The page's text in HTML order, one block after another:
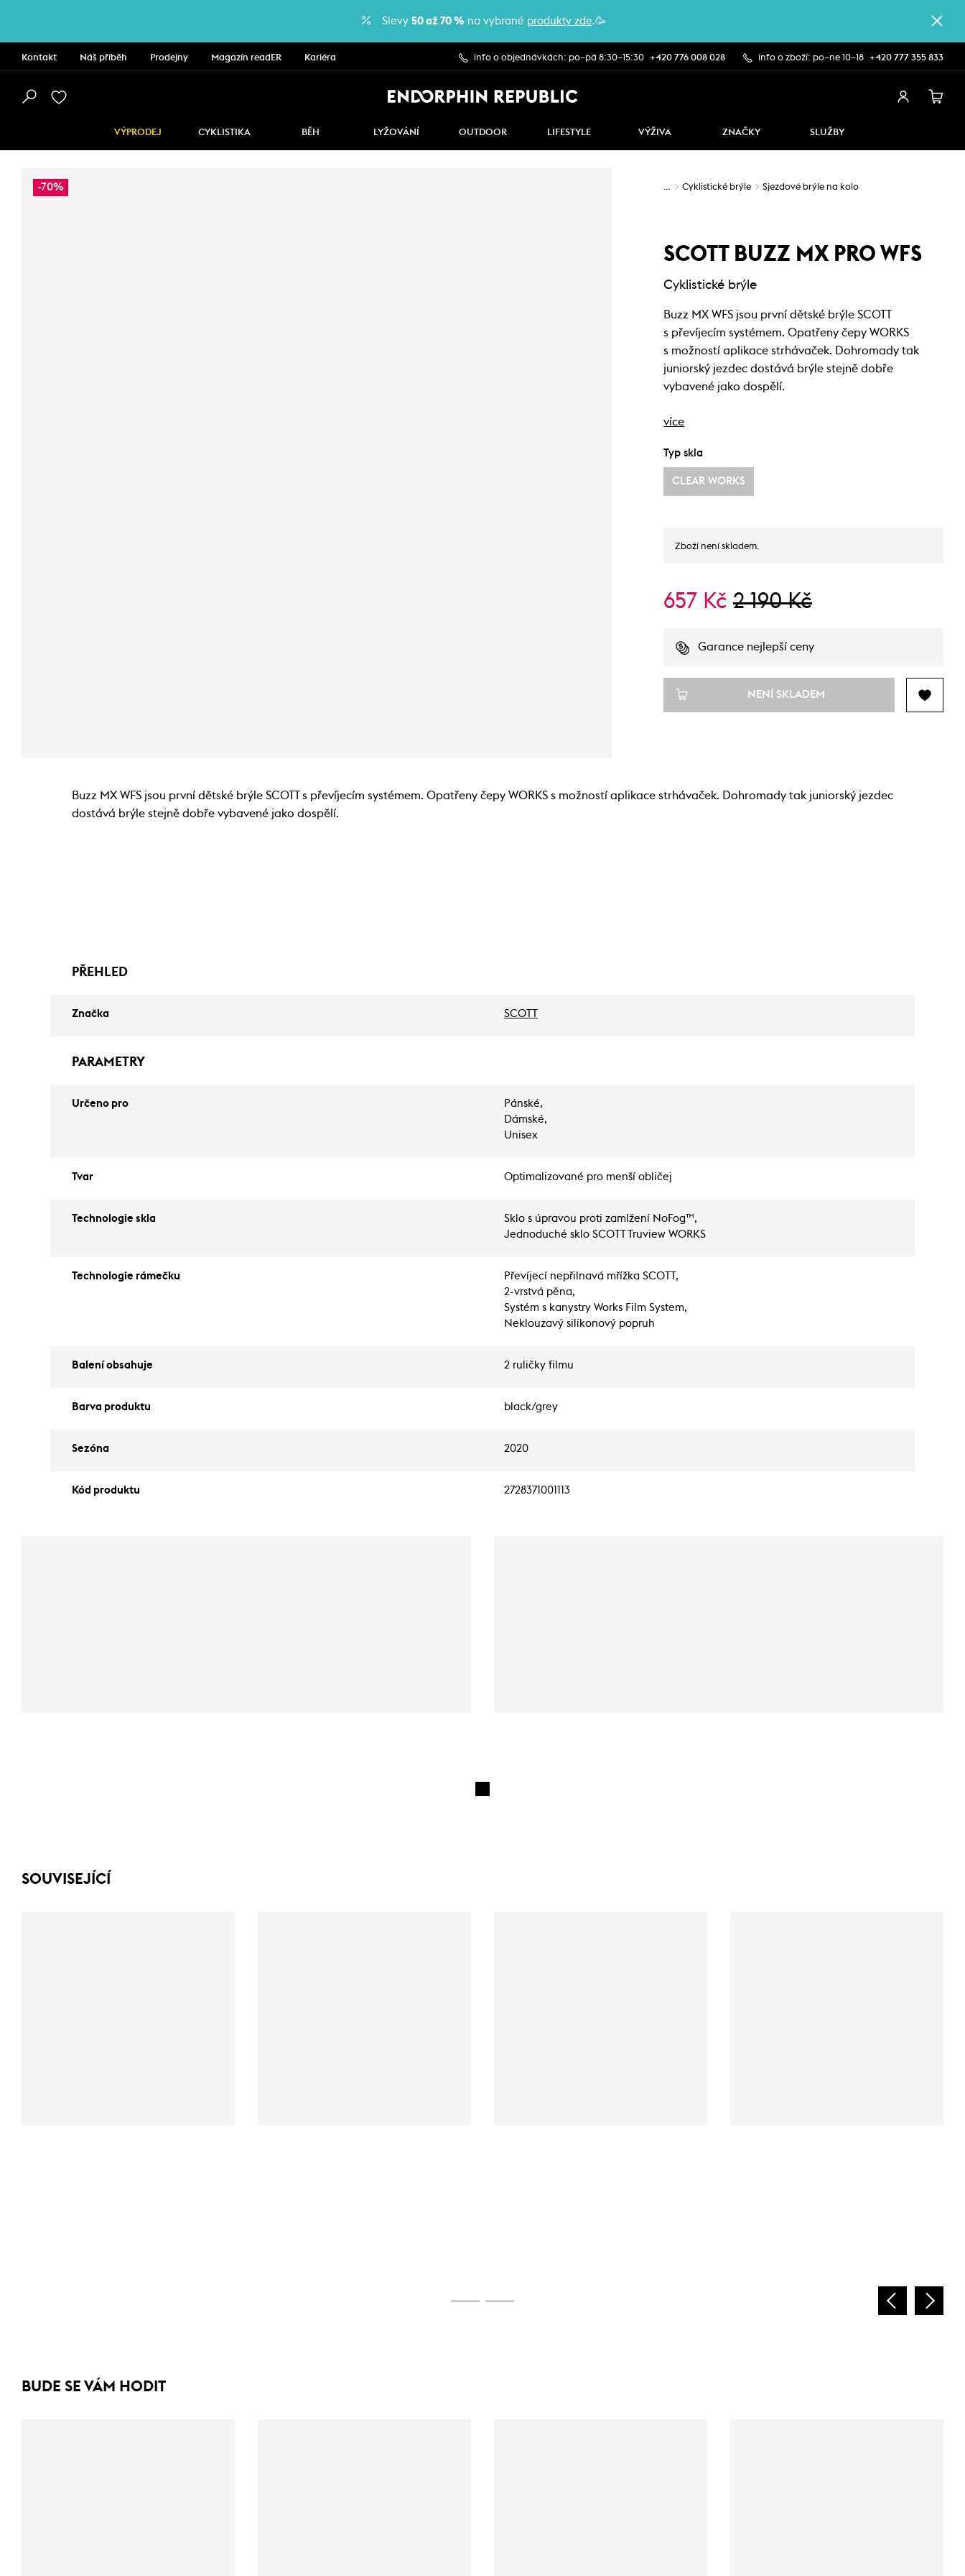
Slevy 50 až 70 % na vybrané produkty zde.🥳
Kontakt Náš příběh Prodejny Magazín readER Kariéra info o objednávkách: po–pá 8:30–15:30 +420 776 008 028 info o zboží: po–ne 10–18 +420 777 355 833
VÝPRODEJ CYKLISTIKA BĚH LYŽOVÁNÍ OUTDOOR LIFESTYLE VÝŽIVA ZNAČKY SLUŽBY
-70% … Cyklistické brýle Sjezdové brýle na kolo
SCOTT BUZZ MX PRO WFS
Cyklistické brýle
Buzz MX WFS jsou první dětské brýle SCOTT
s převíjecím systémem. Opatřeny čepy WORKS
s možností aplikace strhávaček. Dohromady tak
juniorský jezdec dostává brýle stejně dobře
vybavené jako dospělí.
více
Typ skla
CLEAR WORKS
Zboží není skladem.
657 Kč 2 190 Kč
Garance nejlepší ceny
NENÍ SKLADEM
Buzz MX WFS jsou první dětské brýle SCOTT s převíjecím systémem. Opatřeny čepy WORKS s možností aplikace strhávaček. Dohromady tak juniorský jezdec
dostává brýle stejně dobře vybavené jako dospělí.
PŘEHLED
Značka SCOTT
PARAMETRY
Určeno pro
Pánské,
Dámské,
Unisex
Tvar Optimalizované pro menší obličej
Technologie skla
Sklo s úpravou proti zamlžení NoFog™,
Jednoduché sklo SCOTT Truview WORKS
Technologie rámečku
Převíjecí nepřilnavá mřížka SCOTT,
2-vrstvá pěna,
Systém s kanystry Works Film System,
Neklouzavý silikonový popruh
Balení obsahuje 2 ruličky filmu
Barva produktu black/grey
Sezóna 2020
Kód produktu 2728371001113
SOUVISEJÍCÍ
BUDE SE VÁM HODIT